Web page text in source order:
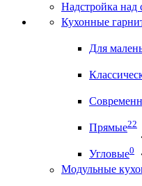
Надстройка над
Кухонные
Для
Прямые22
Угловые0
Модульные